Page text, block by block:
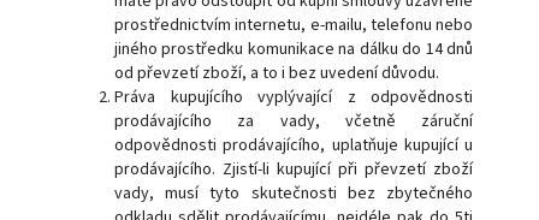
prostřednictvím internetu, e-mailu, telefonu nebo
jiného prostředku komunikace na dálku do 14 dnů
od převzetí zboží, a to i bez uvedení důvodu.
Práva kupujícího vyplývající z odpovědnosti
prodávajícího za vady, včetně záruční
odpovědnosti prodávajícího, uplatňuje kupující u
prodávajícího. Zjistí-li kupující při převzetí zboží
vady, musí tyto skutečnosti bez zbytečného